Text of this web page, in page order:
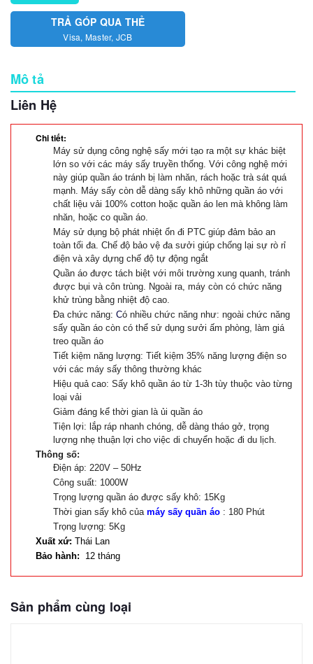
TRẢ GÓP QUA THẺ
Visa, Master, JCB
Mô tả
Liên Hệ
Chi tiết:
Máy sử dụng công nghệ sấy mới tạo ra một sự khác biệt
lớn so với các máy sấy truyền thống. Với công nghệ mới
này giúp quần áo tránh bị làm nhăn, rách hoặc trà sát quá
mạnh. Máy sấy còn dễ dàng sấy khô những quần áo với
chất liệu vải 100% cotton hoặc quần áo len mà không làm
nhăn, hoặc co quần áo.
Máy sử dụng bộ phát nhiệt ổn đi PTC giúp đảm bảo an
toàn tối đa. Chế độ bảo vệ đa sưởi giúp chống lại sự rò rỉ
điện và xây dựng chế độ tự động ngắt
Quần áo được tách biệt với môi trường xung quanh, tránh
được bụi và côn trùng. Ngoài ra, máy còn có chức năng
khử trùng bằng nhiệt độ cao.
Đa chức năng: Có nhiều chức năng như: ngoài chức năng
sấy quần áo còn có thể sử dụng sưởi ấm phòng, làm giá
treo quần áo
Tiết kiệm năng lượng: Tiết kiệm 35% năng lượng điện so
với các máy sấy thông thường khác
Hiệu quả cao: Sấy khô quần áo từ 1-3h tùy thuộc vào từng
loại vải
Giảm đáng kể thời gian là ủi quần áo
Tiện lợi: lắp ráp nhanh chóng, dễ dàng tháo gở, trọng
lượng nhẹ thuận lợi cho việc di chuyển hoặc đi du lịch.
Thông số:
Điện áp: 220V – 50Hz
Công suất: 1000W
Trọng lượng quần áo được sấy khô: 15Kg
Thời gian sấy khô của máy sấy quần áo : 180 Phút
Trọng lượng: 5Kg
Xuất xứ: Thái Lan
Bảo hành:
12 tháng
Sản phẩm cùng loại